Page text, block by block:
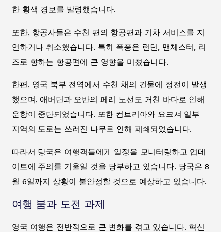
한 황색 경보를 발령했습니다.
또한, 항공사들은 수천 편의 항공편과 기차 서비스를 지
연하거나 취소했습니다. 특히 폭풍은 런던, 맨체스터, 리
즈로 향하는 항공편에 큰 영향을 미쳤습니다.
한편, 영국 북부 전역에서 수천 채의 건물에 정전이 발생
했으며, 애버딘과 오반의 페리 노선도 거친 바다로 인해
운항이 중단되었습니다. 또한 컴브리아와 요크셔 일부
지역의 도로는 쓰러진 나무로 인해 폐쇄되었습니다.
따라서 당국은 여행객들에게 일정을 모니터링하고 업데
이트에 주의를 기울일 것을 당부하고 있습니다. 당국은 8
월 6일까지 상황이 불안정할 것으로 예상하고 있습니다.
여행 붐과 도전 과제
영국 여행은 전반적으로 큰 변화를 겪고 있습니다. 혁신